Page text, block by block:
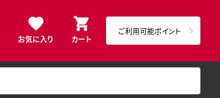
お気に入り カート
ご利用可能ポイント